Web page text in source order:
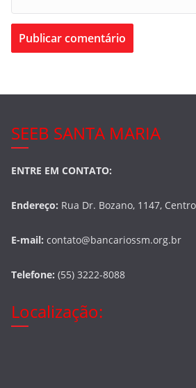
SEEB SANTA MARIA
ENTRE EM CONTATO:
Endereço: Rua Dr. Bozano, 1147,
E-mail: contato@bancariossm.org.br
Telefone: (55) 3222-8088
Localização: